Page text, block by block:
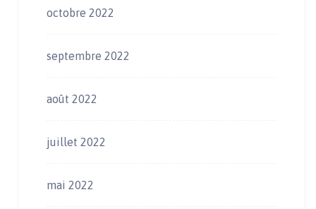
octobre 2022
septembre 2022
août 2022
juillet 2022
mai 2022